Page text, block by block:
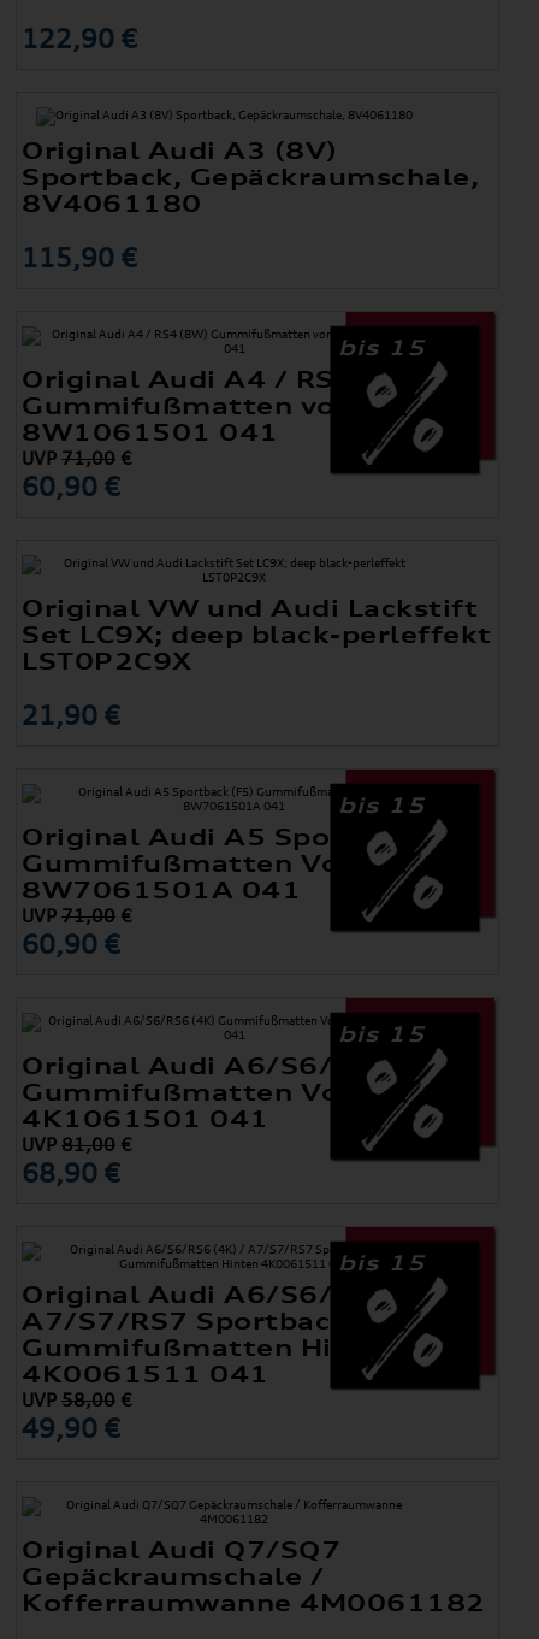
122,90 €
Original Audi A3 (8V)
Sportback, Gepäckraumschale,
8V4061180
115,90 €
bis 15
Original Audi A4 / RS4 (8W)
Gummifußmatten vorne
8W1061501 041
UVP71,00 €
60,90 €
Original VW und Audi Lackstift
Set LC9X; deep black-perleffekt
LST0P2C9X
21,90 €
bis 15
Original Audi A5 Sportback (F5)
Gummifußmatten Vorne
8W7061501A 041
UVP71,00 €
60,90 €
bis 15
Original Audi A6/S6/RS6 (4K)
Gummifußmatten Vorne
4K1061501 041
UVP81,00 €
68,90 €
bis 15
Original Audi A6/S6/RS6 (4K) /
A7/S7/RS7 Sportback (4K)
Gummifußmatten Hinten
4K0061511 041
UVP58,00 €
49,90 €
Original Audi Q7/SQ7
Gepäckraumschale /
Kofferraumwanne 4M0061182